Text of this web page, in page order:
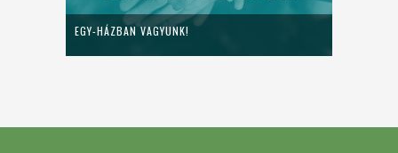
EGY-HÁZBAN VAGYUNK!